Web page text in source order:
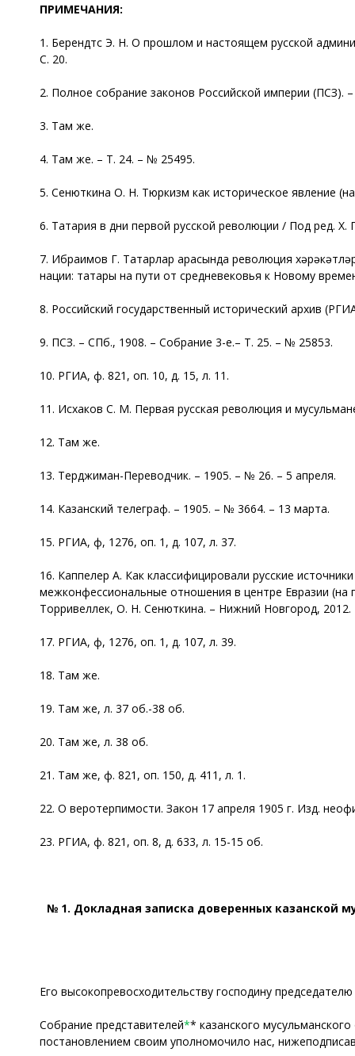
ПРИМЕЧАНИЯ:
1. Берендтс Э. Н. О прошлом и настоящем русской
С. 20.
2. Полное собрание законов Российской империи (ПСЗ).
3. Там же.
4. Там же. – Т. 24. – № 25495.
5. Сенюткина О. Н. Тюркизм как историческое явление
6. Татария в дни первой русской революции / Под ред. Х.
7. Ибраһимов Г. Татарлар арасында революция
нации: татары на пути от средневековья к Новому
8. Российский государственный исторический архив
9. ПСЗ. – СПб., 1908. – Собрание 3-е.– Т. 25. – № 25853.
10. РГИА, ф. 821, оп. 10, д. 15, л. 11.
11. Исхаков С. М. Первая русская революция и
12. Там же.
13. Терджиман-Переводчик. – 1905. – № 26. – 5 апреля.
14. Казанский телеграф. – 1905. – № 3664. – 13 марта.
15. РГИА, ф, 1276, оп. 1, д. 107, л. 37.
16. Каппелер А. Как классифицировали русские
межконфессиональные отношения в центре Евразии (на
Торривеллек, О. Н. Сенюткина. – Нижний Новгород, 2012.
17. РГИА, ф, 1276, оп. 1, д. 107, л. 39.
18. Там же.
19. Там же, л. 37 об.-38 об.
20. Там же, л. 38 об.
21. Там же, ф. 821, оп. 150, д. 411, л. 1.
22. О веротерпимости. Закон 17 апреля 1905 г. Изд.
23. РГИА, ф. 821, оп. 8, д. 633, л. 15-15 об.
№ 1. Докладная записка доверенных казанской
Его высокопревосходительству господину
Собрание представителей** казанского
постановлением своим уполномочило нас,